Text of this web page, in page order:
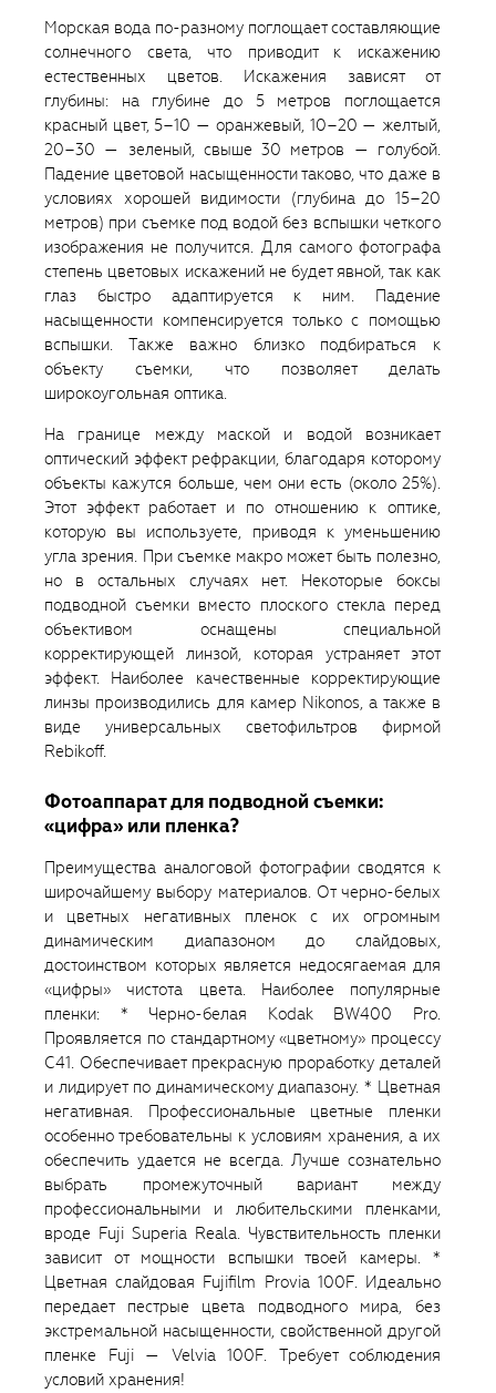
Морская вода по-разному поглощает составляющие
солнечного света, что приводит к искажению
естественных цветов. Искажения зависят от
глубины: на глубине до 5 метров поглощается
красный цвет, 5–10 — оранжевый, 10–20 — желтый,
20–30 — зеленый, свыше 30 метров — голубой.
Падение цветовой насыщенности таково, что даже в
условиях хорошей видимости (глубина до 15–20
метров) при съемке под водой без вспышки четкого
изображения не получится. Для самого фотографа
степень цветовых искажений не будет явной, так как
глаз быстро адаптируется к ним. Падение
насыщенности компенсируется только с помощью
вспышки. Также важно близко подбираться к
объекту съемки, что позволяет делать
широкоугольная оптика.
На границе между маской и водой возникает
оптический эффект рефракции, благодаря которому
объекты кажутся больше, чем они есть (около 25%).
Этот эффект работает и по отношению к оптике,
которую вы используете, приводя к уменьшению
угла зрения. При съемке макро может быть полезно,
но в остальных случаях нет. Некоторые боксы
подводной съемки вместо плоского стекла перед
объективом оснащены специальной
корректирующей линзой, которая устраняет этот
эффект. Наиболее качественные корректирующие
линзы производились для камер Nikonos, а также в
виде универсальных светофильтров фирмой
Rebikoff.
Фотоаппарат для подводной съемки:
«цифра» или пленка?
Преимущества аналоговой фотографии сводятся к
широчайшему выбору материалов. От черно-белых
и цветных негативных пленок с их огромным
динамическим диапазоном до слайдовых,
достоинством которых является недосягаемая для
«цифры» чистота цвета. Наиболее популярные
пленки: * Черно-белая Kodak BW400 Pro.
Проявляется по стандартному «цветному» процессу
С41. Обеспечивает прекрасную проработку деталей
и лидирует по динамическому диапазону. * Цветная
негативная. Профессиональные цветные пленки
особенно требовательны к условиям хранения, а их
обеспечить удается не всегда. Лучше сознательно
выбрать промежуточный вариант между
профессиональными и любительскими пленками,
вроде Fuji Superia Reala. Чувствительность пленки
зависит от мощности вспышки твоей камеры. *
Цветная слайдовая Fujifilm Provia 100F. Идеально
передает пестрые цвета подводного мира, без
экстремальной насыщенности, свойственной другой
пленке Fuji — Velvia 100F. Требует соблюдения
условий хранения!